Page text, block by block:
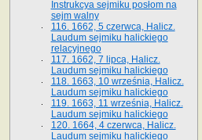
Instrukcya sejmiku posłom na
sejm walny
116. 1662, 5 czerwca, Halicz.
Laudum sejmiku halickiego
relacyjnego
117. 1662, 7 lipca, Halicz.
Laudum sejmiku halickiego
118. 1663, 10 września, Halicz.
Laudum sejmiku halickiego
119. 1663, 11 września, Halicz.
Laudum sejmiku halickiego
120. 1664, 4 czerwca, Halicz.
Laudum sejmiku halickiego